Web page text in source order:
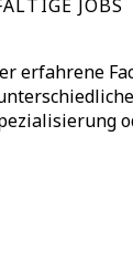
JOBS
erfahrene